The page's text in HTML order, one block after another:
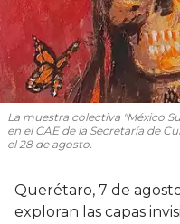
La muestra colectiva "México
en el CAE de la Secretaría de
el 28 de agosto.
Querétaro, 7 de
exploran las capas